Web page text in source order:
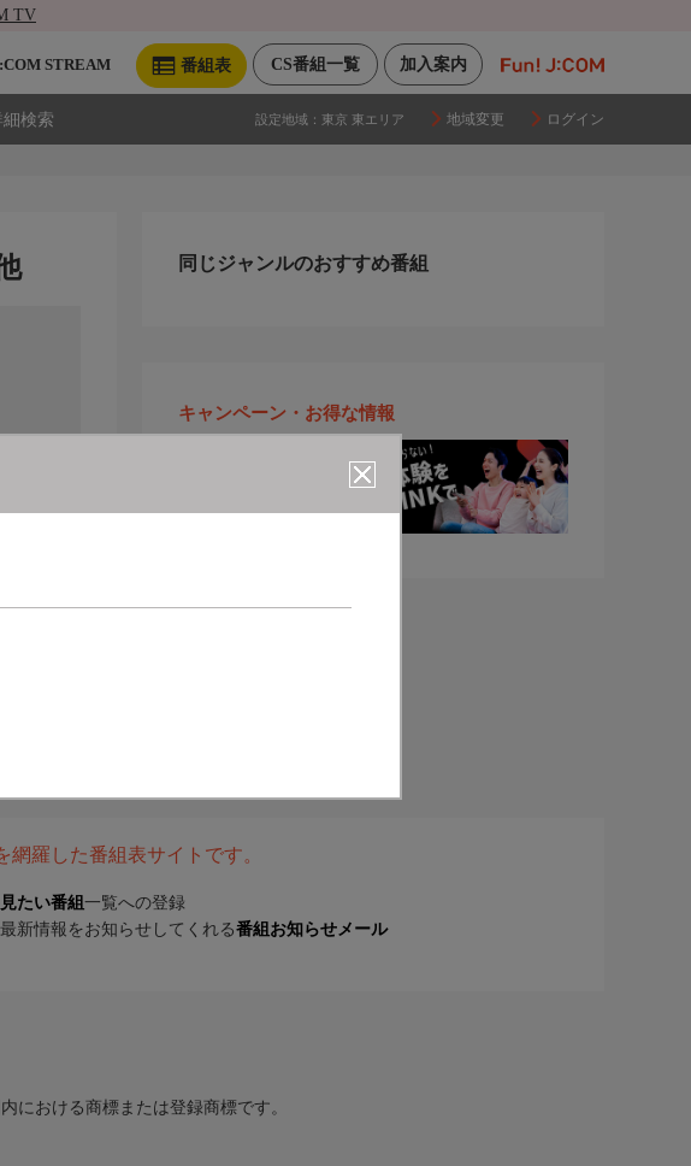
TV
加入案内
CS番組一覧
番組表
STREAM
細検索 設定地域： 東京 東エリア 地域変更 ログイン
同じジャンルのおすすめ番組
キャンペーン・お得な情報
羅した番組表サイトです。
見たい番組 一覧への登録
新情報をお知らせしてくれる番組お知らせメール
における商標または登録商標です。